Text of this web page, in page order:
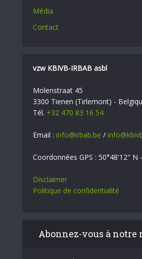
Média
Contact
vzw KBIVB-IRBAB asbl
Molenstraat 45
3300 Tienen (Tirlemont) -
Tél. +32 470 83 16 54
Email : info@irbab.be /
Coordonnées GPS : 50°48'12" N
Disclaimer
Politique de confidentialité
Abonnez-vous à